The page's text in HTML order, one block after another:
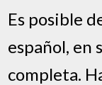
Es posible
español, en
completa.